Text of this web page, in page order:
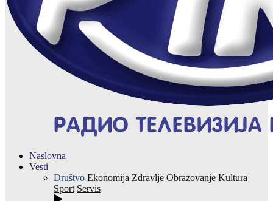
Naslovna
Vesti
Društvo Ekonomija Zdravlje Obrazovanje Kultura
Sport Servis